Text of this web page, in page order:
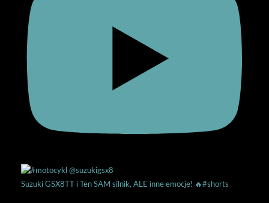
Suzuki GSX8TT i Ten SAM silnik, ALE inne emocje! 🔥#shorts